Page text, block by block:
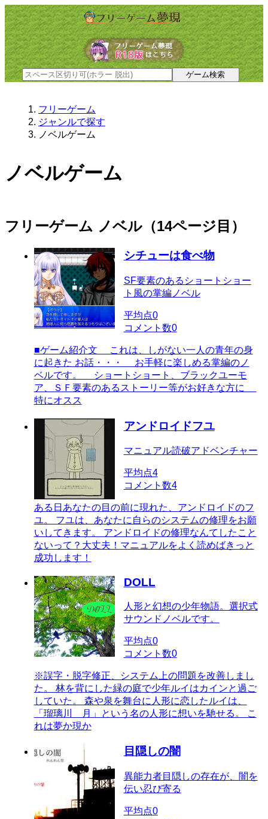
フリーゲーム
ジャンルで探す
ノベルゲーム
ノベルゲーム
フリーゲーム ノベル（14ページ目）
シチューは食べ物
SF要素のあるショートショー
ト風の掌編ノベル
平均点0
コメント数0
■ゲーム紹介文 これは、しがない一人の青年の身
に起きた お話・・・ お手軽に楽しめる掌編のノ
ベルです。 ショートショート、ブラックユーモ
ア、ＳＦ要素のあるストーリー等がお好きな方に
特にオスス
アンドロイドフユ
マニュアル読破アドベンチャー
平均点4
コメント数4
ある日あなたの目の前に現れた、アンドロイドのフ
ユ。 フユは、あなたに自らのシステムの修理をお願
いしてきます。 アンドロイドの修理なんてしたこと
ないって？大丈夫！マニュアルをよく読めばきっと
成功します！
DOLL
人形と幻想の少年物語。選択式
サウンドノベルです。
平均点0
コメント数0
※誤字・脱字修正、システム上の問題を改善しまし
た。 林を背にした緑の庭で少年ルイはカインと過ご
していた。 森や泉を舞台に人形に恋したルイは、
「瑠璃川 月」という名の人形に想いを馳せる。 こ
れは夢か現か
目隠しの闇
異能力者目隠しの存在が、闇を
伝い忍び寄る
平均点0